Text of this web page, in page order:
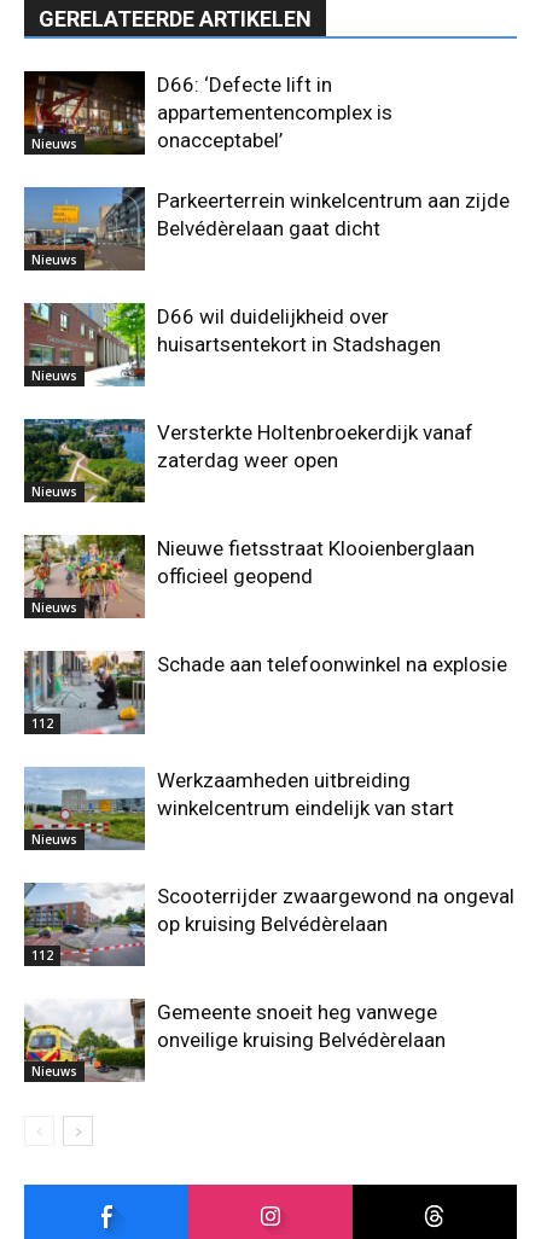
GERELATEERDE ARTIKELEN
Nieuws
D66: ‘Defecte lift in
appartementencomplex is
onacceptabel’
Nieuws
Parkeerterrein winkelcentrum aan zijde
Belvédèrelaan gaat dicht
Nieuws
D66 wil duidelijkheid over
huisartsentekort in Stadshagen
Nieuws
Versterkte Holtenbroekerdijk vanaf
zaterdag weer open
Nieuws
Nieuwe fietsstraat Klooienberglaan
officieel geopend
112
Schade aan telefoonwinkel na explosie
Nieuws
Werkzaamheden uitbreiding
winkelcentrum eindelijk van start
112
Scooterrijder zwaargewond na ongeval
op kruising Belvédèrelaan
Nieuws
Gemeente snoeit heg vanwege
onveilige kruising Belvédèrelaan